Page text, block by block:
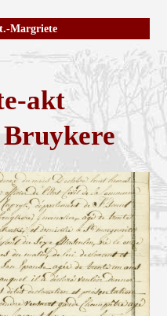
Margriete
akt